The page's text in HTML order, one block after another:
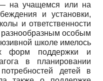
— на учащемся или на
и установки,
и ответственности
разнообразным особым
школе имелось
форм поддержки и
в планировании
детей в